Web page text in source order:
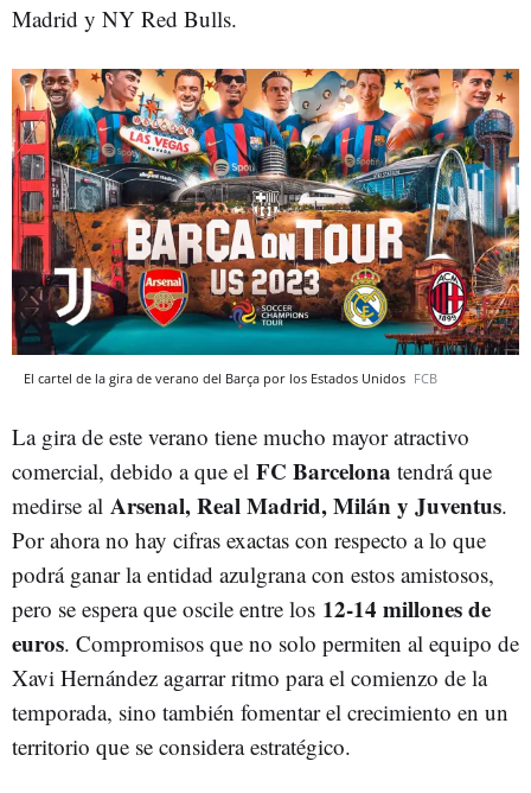
Madrid y NY Red Bulls.
El cartel de la gira de verano del Barça por los Estados Unidos FCB
La gira de este verano tiene mucho mayor atractivo
comercial, debido a que el FC Barcelona tendrá que
medirse al Arsenal, Real Madrid, Milán y Juventus.
Por ahora no hay cifras exactas con respecto a lo que
podrá ganar la entidad azulgrana con estos amistosos,
pero se espera que oscile entre los 12-14 millones de
euros. Compromisos que no solo permiten al equipo de
Xavi Hernández agarrar ritmo para el comienzo de la
temporada, sino también fomentar el crecimiento en un
territorio que se considera estratégico.